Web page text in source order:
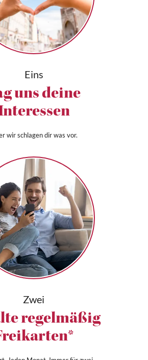
Eins
uns deine
wir schlagen dir was vor.
Zwei
regelmäßig